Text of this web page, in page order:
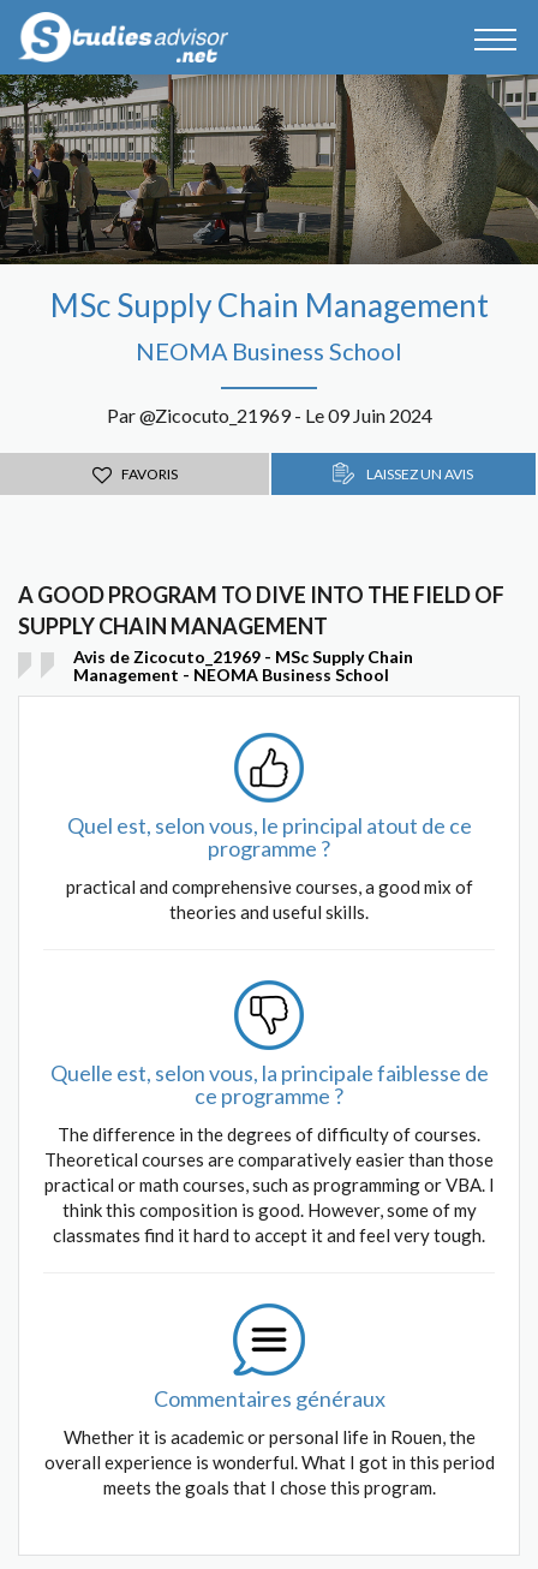
MSc Supply Chain Management
NEOMA Business School
Par @Zicocuto_21969 - Le 09 Juin 2024
FAVORIS LAISSEZ UN AVIS
A GOOD PROGRAM TO DIVE INTO THE FIELD OF
SUPPLY CHAIN MANAGEMENT
Avis de Zicocuto_21969 - MSc Supply Chain
Management - NEOMA Business School
Quel est, selon vous, le principal atout de ce
programme ?
practical and comprehensive courses, a good mix of
theories and useful skills.
Quelle est, selon vous, la principale faiblesse de
ce programme ?
The difference in the degrees of difficulty of courses.
Theoretical courses are comparatively easier than those
practical or math courses, such as programming or VBA. I
think this composition is good. However, some of my
classmates find it hard to accept it and feel very tough.
Commentaires généraux
Whether it is academic or personal life in Rouen, the
overall experience is wonderful. What I got in this period
meets the goals that I chose this program.